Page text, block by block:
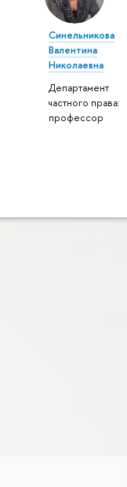
Синельникова
Валентина
Николаевна
Департамент
частного права:
профессор